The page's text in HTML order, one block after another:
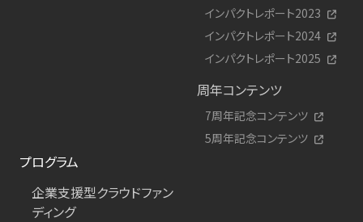
インパクトレポート2023
インパクトレポート2024
インパクトレポート2025
周年コンテンツ
7周年記念コンテンツ
5周年記念コンテンツ
プログラム
企業支援型クラウドファン
ディング